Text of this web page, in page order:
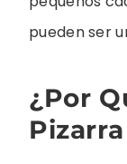
pueden ser
¿Por